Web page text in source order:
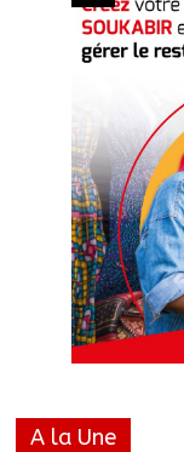
A la Une